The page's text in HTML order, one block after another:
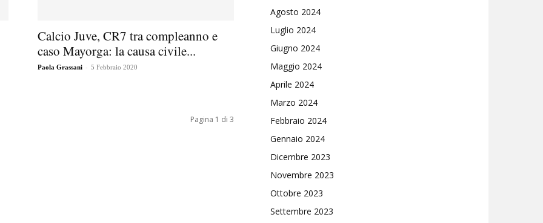
Calcio Juve, CR7 tra compleanno e
caso Mayorga: la causa civile...
Paola Grassani - 5 Febbraio 2020
Pagina 1 di 3
Agosto 2024
Luglio 2024
Giugno 2024
Maggio 2024
Aprile 2024
Marzo 2024
Febbraio 2024
Gennaio 2024
Dicembre 2023
Novembre 2023
Ottobre 2023
Settembre 2023